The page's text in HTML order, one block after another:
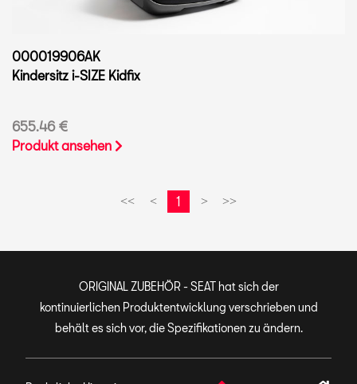
000019906AK
Kindersitz i-SIZE Kidfix
655.46 €
Produkt ansehen
<< < 1 > >>
ORIGINAL ZUBEHÖR - SEAT hat sich der
kontinuierlichen Produktentwicklung verschrieben und
behält es sich vor, die Spezifikationen zu ändern.